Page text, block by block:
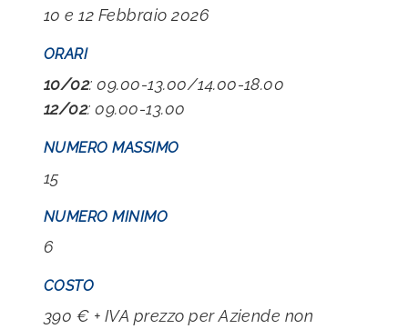
10 e 12 Febbraio 2026
ORARI
10/02: 09.00-13.00/14.00-18.00
12/02: 09.00-13.00
NUMERO MASSIMO
15
NUMERO MINIMO
6
COSTO
390 € + IVA prezzo per Aziende non